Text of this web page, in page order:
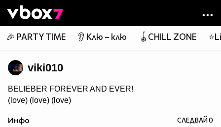
👾
🎉 PARTY TIME 👂 Клю – клю 🪀CHILL ZONE
viki010
BELIEBER FOREVER AND EVER!
(love) (love) (love)
Инфо СЛЕДВАЙ0